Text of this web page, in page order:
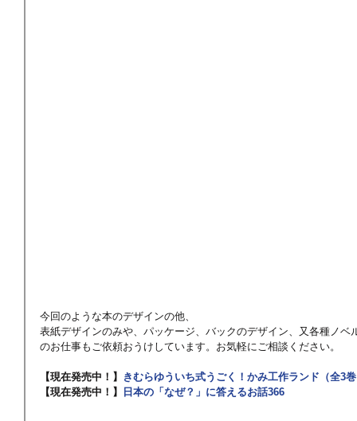
今回のような本のデザインの他、
表紙デザインのみや、パッケージ、バックのデザイン、又各種ノベ
のお仕事もご依頼おうけしています。お気軽にご相談ください。
【現在発売中！】
きむらゆういち式うごく！かみ工作ランド（全3
【現在発売中！】
日本の「なぜ？」に答えるお話366